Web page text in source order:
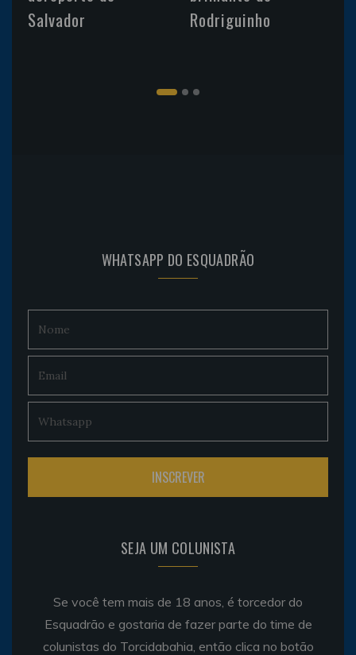
Salvador
Rodriguinho
WHATSAPP DO ESQUADRÃO
SEJA UM COLUNISTA
Se você tem mais de 18 anos, é torcedor do
Esquadrão e gostaria de fazer parte do time de
colunistas do Torcidabahia, então clica no botão